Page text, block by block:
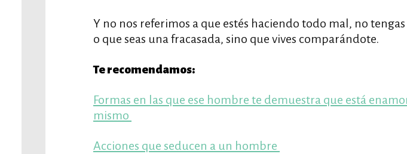
Y no nos referimos a que estés haciendo todo mal, no
o que seas una fracasada, sino que vives comparándote.
Te recomendamos:
Formas en las que ese hombre te demuestra que está
mismo
Acciones que seducen a un hombre